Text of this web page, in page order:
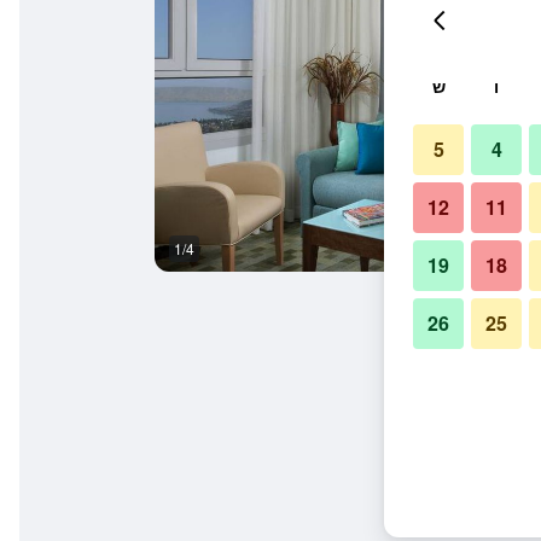
1/4
ו ש
4
5
11
12
18
19
25
26